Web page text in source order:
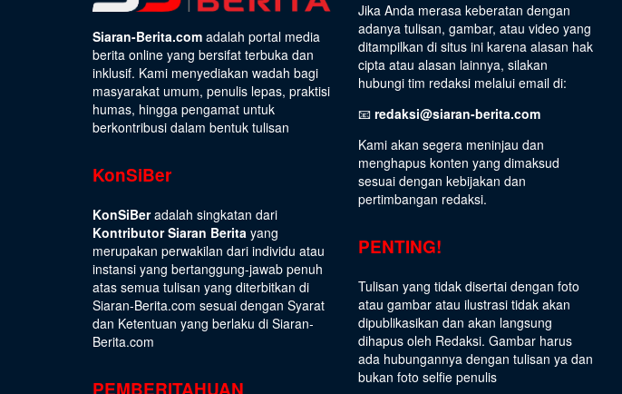
Siaran-Berita.com adalah portal media
berita online yang bersifat terbuka dan
inklusif. Kami menyediakan wadah bagi
masyarakat umum, penulis lepas, praktisi
humas, hingga pengamat untuk
berkontribusi dalam bentuk tulisan
KonSiBer
KonSiBeradalah singkatan dari
Kontributor Siaran Berita yang
merupakan perwakilan dari individu atau
instansi yang bertanggung-jawab penuh
atas semua tulisan yang diterbitkan di
Siaran-Berita.com sesuai dengan Syarat
dan Ketentuan yang berlaku di Siaran-
Berita.com
Jika Anda merasa keberatan dengan
adanya tulisan, gambar, atau video yang
ditampilkan di situs ini karena alasan hak
cipta atau alasan lainnya, silakan
hubungi tim redaksi melalui email di:
📧 redaksi@siaran-berita.com
Kami akan segera meninjau dan
menghapus konten yang dimaksud
sesuai dengan kebijakan dan
pertimbangan redaksi.
PENTING!
Tulisan yang tidak disertai dengan foto
atau gambar atau ilustrasi tidak akan
dipublikasikan dan akan langsung
dihapus oleh Redaksi. Gambar harus
ada hubungannya dengan tulisan ya dan
bukan foto selfie penulis